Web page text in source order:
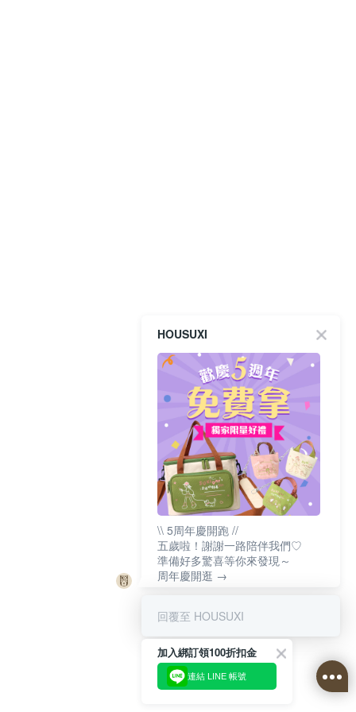
HOUSUXI
\\ 5周年慶開跑 //
五歲啦！謝謝一路陪伴我們♡
準備好多驚喜等你來發現～
周年慶開逛 →
回覆至 HOUSUXI
加入綁訂領100折扣金
連結 LINE 帳號